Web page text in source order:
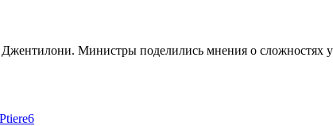
Министры поделились мнения о сложностях